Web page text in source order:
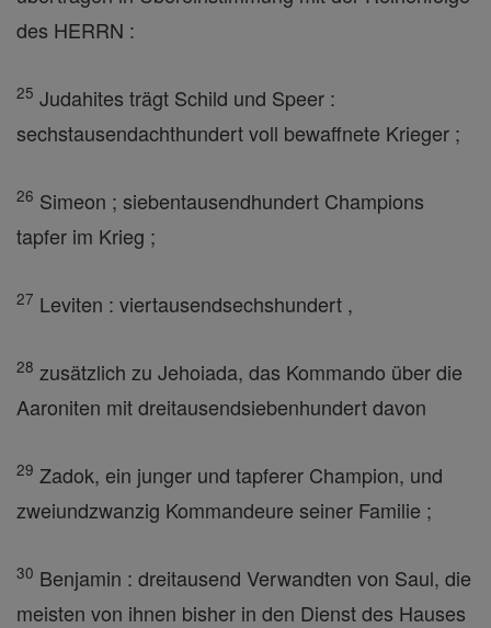
des HERRN :
25 Judahites trägt Schild und Speer :
sechstausendachthundert voll bewaffnete Krieger ;
26 Simeon ; siebentausendhundert Champions
tapfer im Krieg ;
27 Leviten : viertausendsechshundert ,
28 zusätzlich zu Jehoiada, das Kommando über die
Aaroniten mit dreitausendsiebenhundert davon
29 Zadok, ein junger und tapferer Champion, und
zweiundzwanzig Kommandeure seiner Familie ;
30 Benjamin : dreitausend Verwandten von Saul, die
meisten von ihnen bisher in den Dienst des Hauses